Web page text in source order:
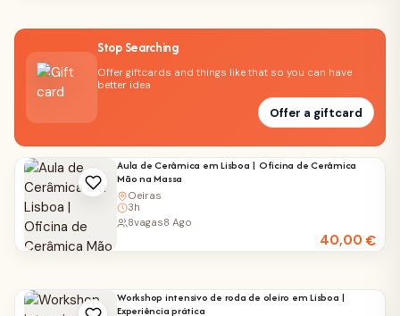
Stop Searching
Offer giftcards and things like that so you can have
better idea
Offer a giftcard
Aula de Cerâmica em Lisboa | Oficina de Cerâmica
Mão na Massa
Oeiras
3h
40,00€
8vagas8 Ago
Workshop intensivo de roda de oleiro em Lisboa |
Experiência prática